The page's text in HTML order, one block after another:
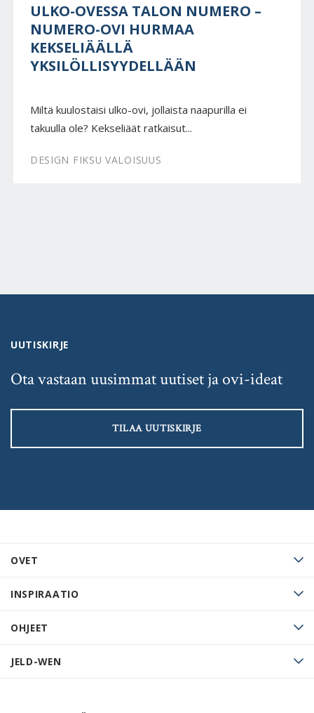
ULKO-OVESSA TALON NUMERO –
NUMERO-OVI HURMAA
KEKSELIÄÄLLÄ
YKSILÖLLISYYDELLÄÄN
Miltä kuulostaisi ulko-ovi, jollaista naapurilla ei
takuulla ole? Kekseliäät ratkaisut...
DESIGN FIKSU VALOISUUS
OVET
INSPIRAATIO
OHJEET
JELD-WEN
UUTISKIRJE
Ota vastaan uusimmat uutiset ja ovi-ideat
TILAA UUTISKIRJE